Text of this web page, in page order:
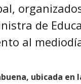
de
al
ubicada en